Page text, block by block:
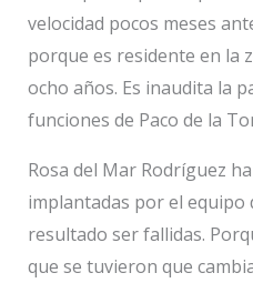
velocidad pocos meses
porque es residente en la
ocho años. Es inaudita la
funciones de Paco de la
Rosa del Mar Rodríguez
implantadas por el equipo
resultado ser fallidas.
que se tuvieron que